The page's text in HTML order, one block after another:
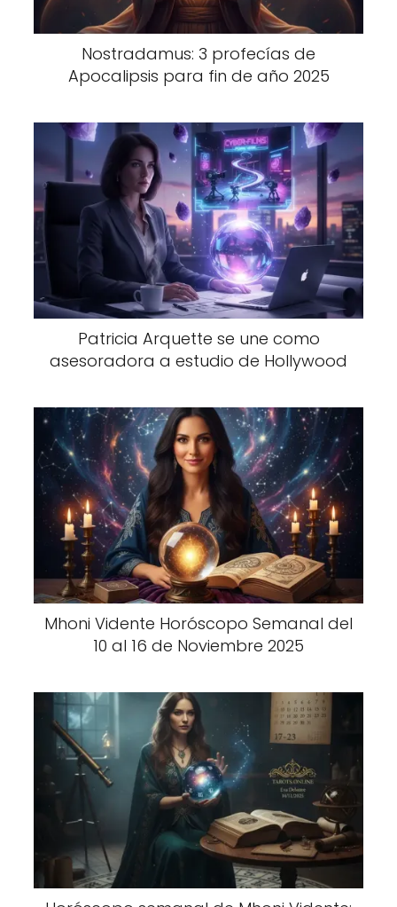
Nostradamus: 3 profecías de
Apocalipsis para fin de año 2025
Patricia Arquette se une como
asesoradora a estudio de Hollywood
Mhoni Vidente Horóscopo Semanal del
10 al 16 de Noviembre 2025